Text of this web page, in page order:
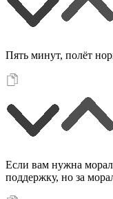
Пять минут, полёт
Если вам нужна
поддержку, но за